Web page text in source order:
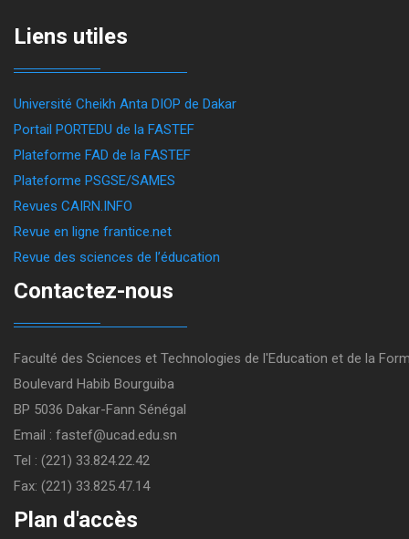
Liens utiles
Université Cheikh Anta DIOP de Dakar
Portail PORTEDU de la FASTEF
Plateforme FAD de la FASTEF
Plateforme PSGSE/SAMES
Revues CAIRN.INFO
Revue en ligne frantice.net
Revue des sciences de l’éducation
Contactez-nous
Faculté des Sciences et Technologies de l'Education et de la
Boulevard Habib Bourguiba
BP 5036 Dakar-Fann Sénégal
Email : fastef@ucad.edu.sn
Tel : (221) 33.824.22.42
Fax: (221) 33.825.47.14
Plan d'accès